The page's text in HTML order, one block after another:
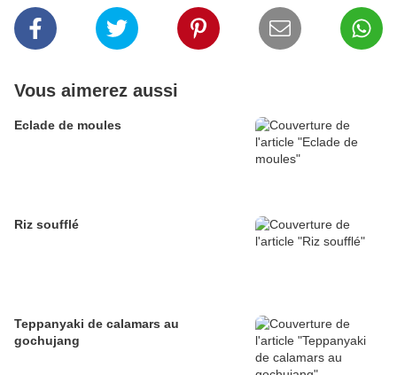
Vous aimerez aussi
Eclade de moules
Riz soufflé
Teppanyaki de calamars au
gochujang